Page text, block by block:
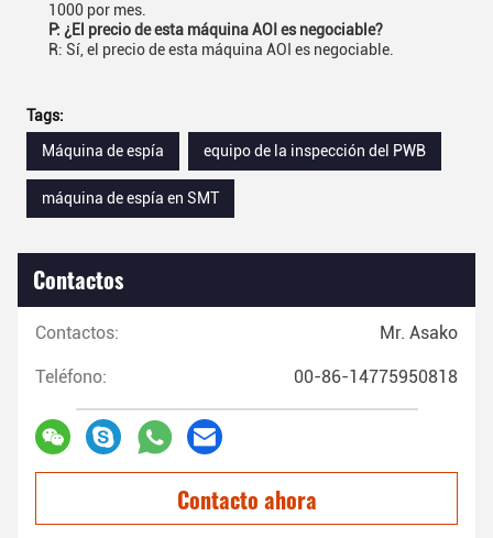
1000 por mes.
P: ¿El precio de esta máquina AOI es negociable?
R: Sí, el precio de esta máquina AOI es negociable.
Tags:
Máquina de espía
equipo de la inspección del PWB
máquina de espía en SMT
Contactos
Contactos: Mr. Asako
Teléfono: 00-86-14775950818
Contacto ahora